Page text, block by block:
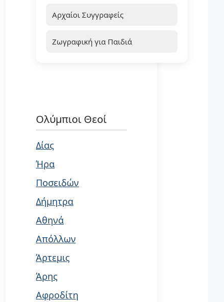
Αρχαίοι Συγγραφείς
Ζωγραφική για Παιδιά
Ολύμπιοι Θεοί
Δίας
Ήρα
Ποσειδών
Δήμητρα
Αθηνά
Απόλλων
Άρτεμις
Άρης
Αφροδίτη